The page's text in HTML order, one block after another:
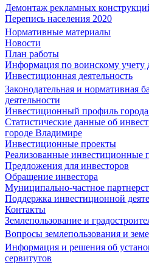
Демонтаж рекламных
Перепись населения 2020
Нормативные материалы
Новости
План работы
Информация по воинскому учету
Инвестиционная деятельность
Законодательная и нормативная
деятельности
Инвестиционный профиль
Статистические данные об
городе Владимире
Инвестиционные проекты
Реализованные инвестиционные
Предложения для инвесторов
Обращение инвестора
Муниципально-частное
Поддержка инвестиционной
Контакты
Землепользование и
Вопросы землепользования и
Информация и решения об
сервитутов